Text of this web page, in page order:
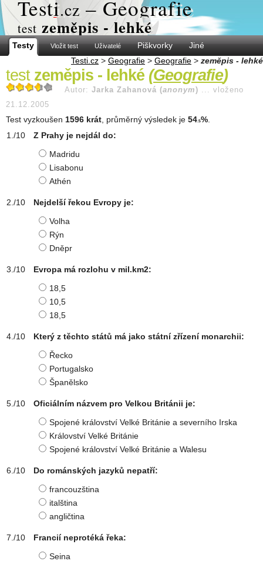
Testi.cz – Geografie
test zeměpis - lehké
Testy Vložit test Uživatelé Piškvorky
Jiné
Testi.cz > Geografie > Geografie > zeměpis - lehké
test zeměpis - lehké (Geografie)
Autor: Jarka Zahanová (anonym ) ... vloženo
21.12.2005
Test vyzkoušen 1596 krát , průměrný výsledek je 54 .5%
Z Prahy je nejdál do:
Madridu
Lisabonu
Athén
Nejdelší řekou Evropy je:
Volha
Rýn
Dněpr
Evropa má rozlohu v mil.km2:
18,5
10,5
18,5
Který z těchto států má jako státní zřízení monarchii:
Řecko
Portugalsko
Španělsko
Oficiálním názvem pro Velkou Británii je:
Spojené království Velké Británie a severního Irska
Království Velké Británie
Spojené království Velké Británie a Walesu
Do románských jazyků nepatří:
francouzština
italština
angličtina
Francií neprotéká řeka:
Seina